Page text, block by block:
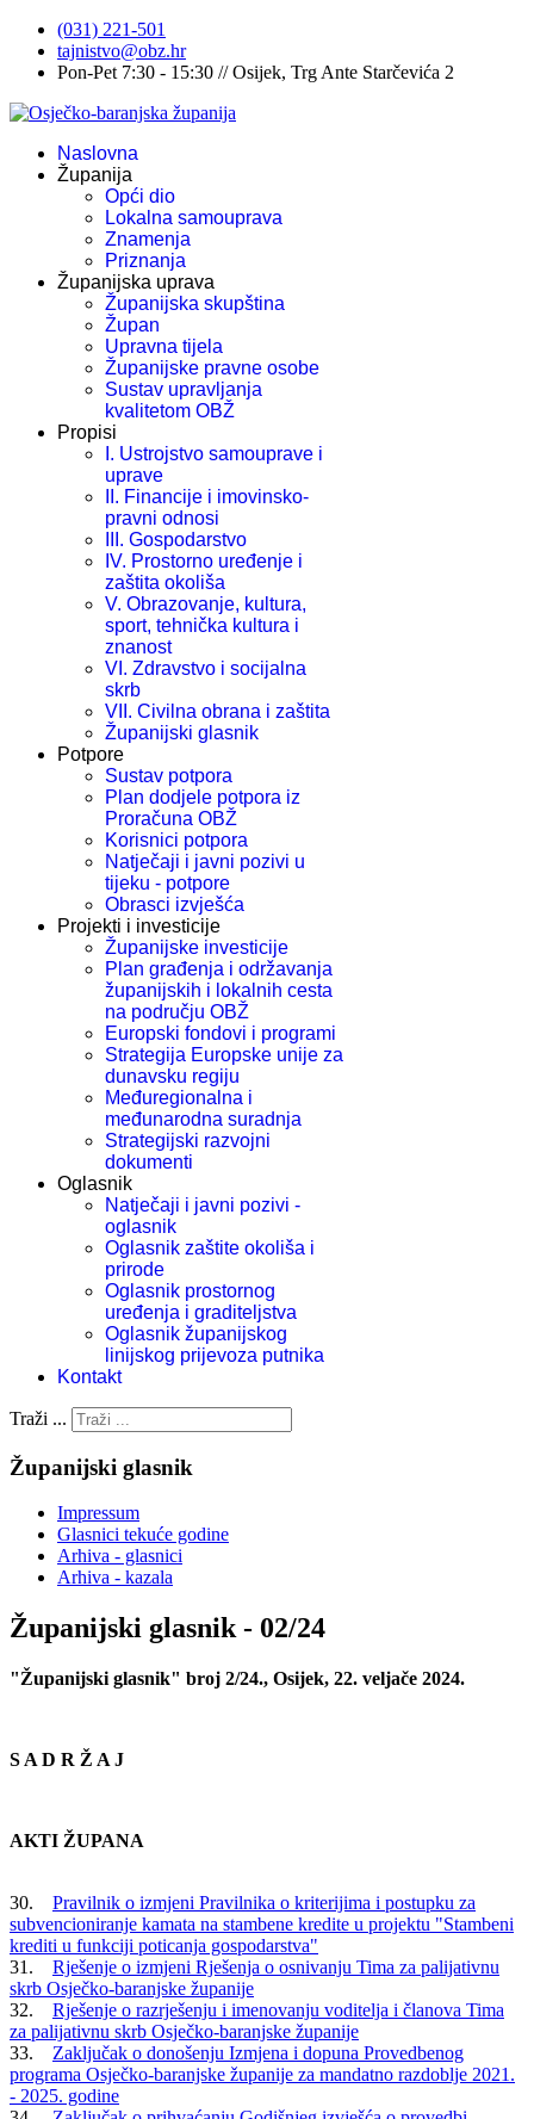
(031) 221-501
tajnistvo@obz.hr
Pon-Pet 7:30 - 15:30 // Osijek, Trg Ante Starčevića 2
Naslovna
Županija
Opći dio
Lokalna samouprava
Znamenja
Priznanja
Županijska uprava
Županijska skupština
Župan
Upravna tijela
Županijske pravne osobe
Sustav upravljanja
kvalitetom OBŽ
Propisi
I. Ustrojstvo samouprave i
uprave
II. Financije i imovinsko-
pravni odnosi
III. Gospodarstvo
IV. Prostorno uređenje i
zaštita okoliša
V. Obrazovanje, kultura,
sport, tehnička kultura i
znanost
VI. Zdravstvo i socijalna
skrb
VII. Civilna obrana i zaštita
Županijski glasnik
Potpore
Sustav potpora
Plan dodjele potpora iz
Proračuna OBŽ
Korisnici potpora
Natječaji i javni pozivi u
tijeku - potpore
Obrasci izvješća
Projekti i investicije
Županijske investicije
Plan građenja i održavanja
županijskih i lokalnih cesta
na području OBŽ
Europski fondovi i programi
Strategija Europske unije za
dunavsku regiju
Međuregionalna i
međunarodna suradnja
Strategijski razvojni
dokumenti
Oglasnik
Natječaji i javni pozivi -
oglasnik
Oglasnik zaštite okoliša i
prirode
Oglasnik prostornog
uređenja i graditeljstva
Oglasnik županijskog
linijskog prijevoza putnika
Kontakt
Traži ...
Županijski glasnik
Impressum
Glasnici tekuće godine
Arhiva - glasnici
Arhiva - kazala
Županijski glasnik - 02/24
"Županijski glasnik" broj 2/24., Osijek, 22. veljače 2024.
S A D R Ž A J
AKTI ŽUPANA
30. Pravilnik o izmjeni Pravilnika o kriterijima i postupku za
subvencioniranje kamata na stambene kredite u projektu "Stambeni
krediti u funkciji poticanja gospodarstva"
31. Rješenje o izmjeni Rješenja o osnivanju Tima za palijativnu
skrb Osječko-baranjske županije
32. Rješenje o razrješenju i imenovanju voditelja i članova Tima
za palijativnu skrb Osječko-baranjske županije
33. Zaključak o donošenju Izmjena i dopuna Provedbenog
programa Osječko-baranjske županije za mandatno razdoblje 2021.
- 2025. godine